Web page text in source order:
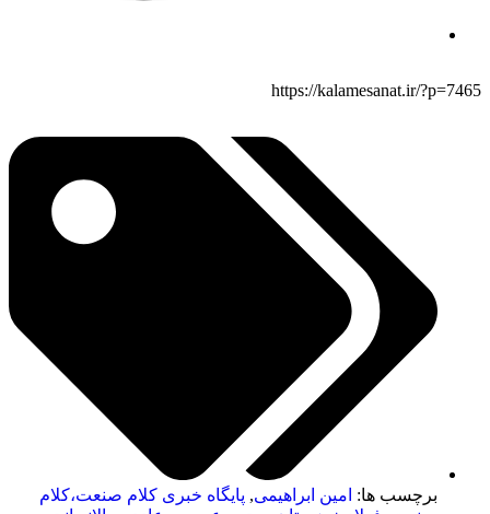
https://kalamesanat.ir/?p=7465
برچسب ها: امین ابراهیمی, پایگاه خبری کلام صنعت،کلام